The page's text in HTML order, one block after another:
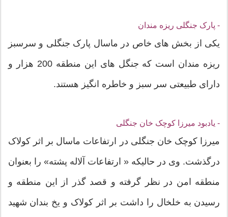
- پارک جنگلی ریزه مندان
یکی از بخش های خاص در ماسال پارک جنگلی و سرسبز
ریزه مندان است که جنگل های این منطقه 200 هزار و
دارای طبیعتی سر سبز و خاطره انگیز هستند.
- یادبود میرزا کوچک خان جنگلی
میرزا کوچک خان جنگلی در ارتفاعات ماسال بر اثر کولاک
درگذشت. وی در حالیکه « ارتفاعات آلاله پشته» را بعنوان
منطقه امن در نظر گرفته و قصد گذر از این منطقه و
رسیدن به خلخال را داشت بر اثر کولاک و یخ بندان شهید